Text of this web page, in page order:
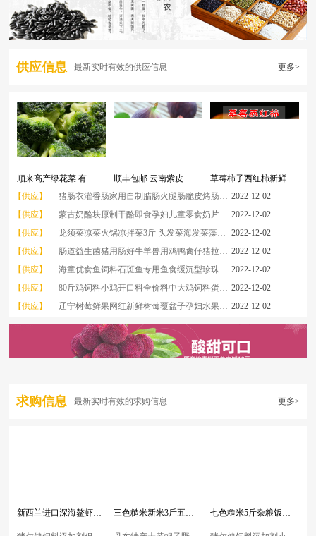
供应信息 最新实时有效的供应信息 更多>
顺来高产绿花菜 有机散菜花白色花菜加工、销售等 顺丰包邮 云南紫皮无花果鲜果孕妇水果糖包子新鲜现摘
草莓柿子西红柿新鲜自然熟健康孕妇儿童生吃酸甜多汁水果农家番茄
【供应】
猪肠衣灌香肠家用自制腊肠火腿肠脆皮烤肠食品级天然小肠子皮调料 2022-12-02
【供应】
蒙古奶酪块原制干酪即食孕妇儿童零食奶片脱脂无蔗糖手撕奶酪条棒 2022-12-02
【供应】
龙须菜凉菜火锅凉拌菜3斤 头发菜海发菜藻类海藻海草海产品特产
2022-12-02
【供应】
肠道益生菌猪用肠好牛羊兽用鸡鸭禽仔猪拉稀药调理肠胃饲料添加剂 2022-12-02
【供应】
海童优食鱼饲料石斑鱼专用鱼食缓沉型珍珠斑杉虎斑金虎斑鱼粮 2022-12-02
【供应】
80斤鸡饲料小鸡开口料全价料中大鸡饲料蛋鸡芦丁鸡饲料鸡鸭鹅通用 2022-12-02
【供应】
辽宁树莓鲜果网红新鲜树莓覆盆子孕妇水果现摘80-120颗大果顺丰 2022-12-02
求购信息 最新实时有效的求购信息 更多>
新西兰进口深海鳌虾刺身scampi斯干比南极特大小龙虾日料 1/2/3号 三色糙米新米3斤五谷杂粮红米黑米粗粮健身胚芽三色米 七色糙米5斤杂粮饭五色糙米红米黑米燕麦米荞麦高粱粗粮健身大米 月销 2万+